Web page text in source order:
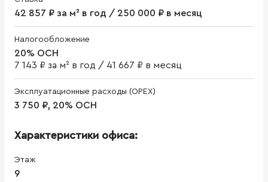
42 857 ₽ за м² в год / 250 000 ₽ в месяц
Налогообложение
20% ОСН
7 143 ₽ за м² в год / 41 667 ₽ в месяц
Эксплуатационные расходы (OPEX)
3 750 ₽, 20% ОСН
Характеристики офиса:
Этаж
9